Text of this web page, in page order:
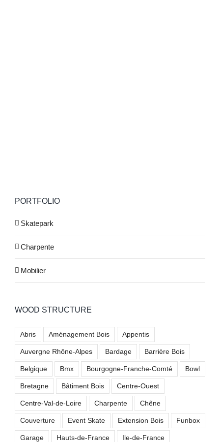
PORTFOLIO
Skatepark
Charpente
Mobilier
WOOD STRUCTURE
Abris Aménagement Bois Appentis
Auvergne Rhône-Alpes Bardage Barrière Bois
Belgique Bmx Bourgogne-Franche-Comté Bowl
Bretagne Bâtiment Bois Centre-Ouest
Centre-Val-de-Loire Charpente Chêne
Couverture Event Skate Extension Bois Funbox
Garage Hauts-de-France Ile-de-France